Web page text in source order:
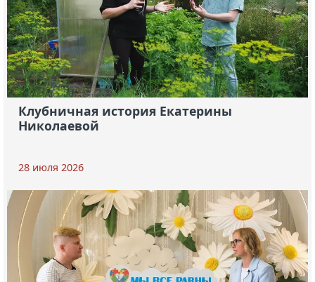
Клубничная история Екатерины
Николаевой
28 июля 2026